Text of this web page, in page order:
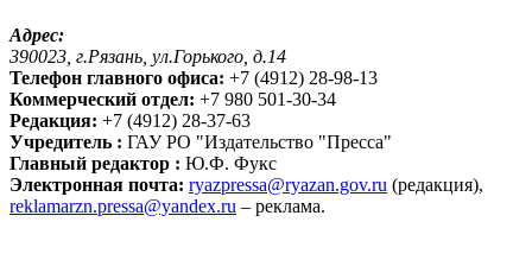
Адрес:
390023, г.Рязань, ул.Горького, д.14
Телефон главного офиса: +7 (4912) 28-98-13
Коммерческий отдел: +7 980 501-30-34
Редакция: +7 (4912) 28-37-63
Учредитель : ГАУ РО "Издательство "Пресса"
Главный редактор : Ю.Ф. Фукс
Электронная почта: ryazpressa@ryazan.gov.ru (редакция),
reklamarzn.pressa@yandex.ru – реклама.